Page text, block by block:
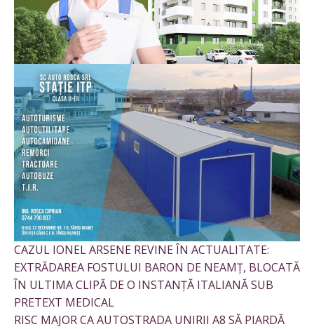
CAZUL IONEL ARSENE REVINE ÎN ACTUALITATE:
EXTRĂDAREA FOSTULUI BARON DE NEAMȚ, BLOCATĂ
ÎN ULTIMA CLIPĂ DE O INSTANȚĂ ITALIANĂ SUB
PRETEXT MEDICAL
RISC MAJOR CA AUTOSTRADA UNIRII A8 SĂ PIARDĂ